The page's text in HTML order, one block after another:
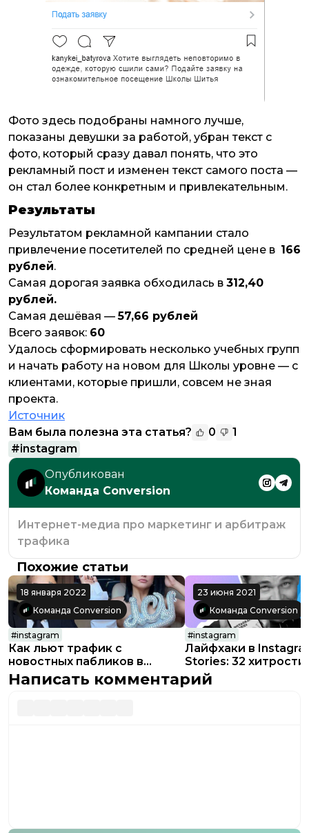
Фото здесь подобраны намного лучше,
показаны девушки за работой, убран текст с
фото, который сразу давал понять, что это
рекламный пост и изменен текст самого поста —
он стал более конкретным и привлекательным.
Результаты
Результатом рекламной кампании стало
привлечение посетителей по средней цене в 166
рублей.
Самая дорогая заявка обходилась в 312,40
рублей.
Самая дешёвая —57,66 рублей
Всего заявок: 60
Удалось сформировать несколько учебных групп
и начать работу на новом для Школы уровне — с
клиентами, которые пришли, совсем не зная
проекта.
Источник
Вам была полезна эта статья?
0
1
#instagram
Опубликован
Команда Conversion
Интернет-медиа про маркетинг и арбитраж
трафика
Похожие статьи
18 января 2022
Команда Conversion
#instagram
Как льют трафик с
новостных пабликов в
Instagram
23 июня 2021
Команда Conversion
#instagram
Лайфхаки в
Stories: 32 хитрости
функции, о которых
должны знать
Написать комментарий